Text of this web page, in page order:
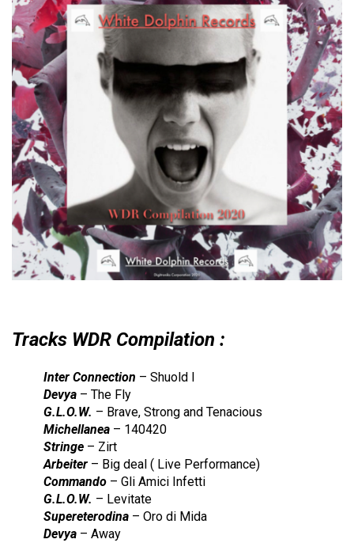
Tracks WDR Compilation :
Inter Connection – Shuold I
Devya – The Fly
G.L.O.W. – Brave, Strong and Tenacious
Michellanea – 140420
Stringe – Zirt
Arbeiter – Big deal ( Live Performance)
Commando – Gli Amici Infetti
G.L.O.W. – Levitate
Supereterodina – Oro di Mida
Devya – Away